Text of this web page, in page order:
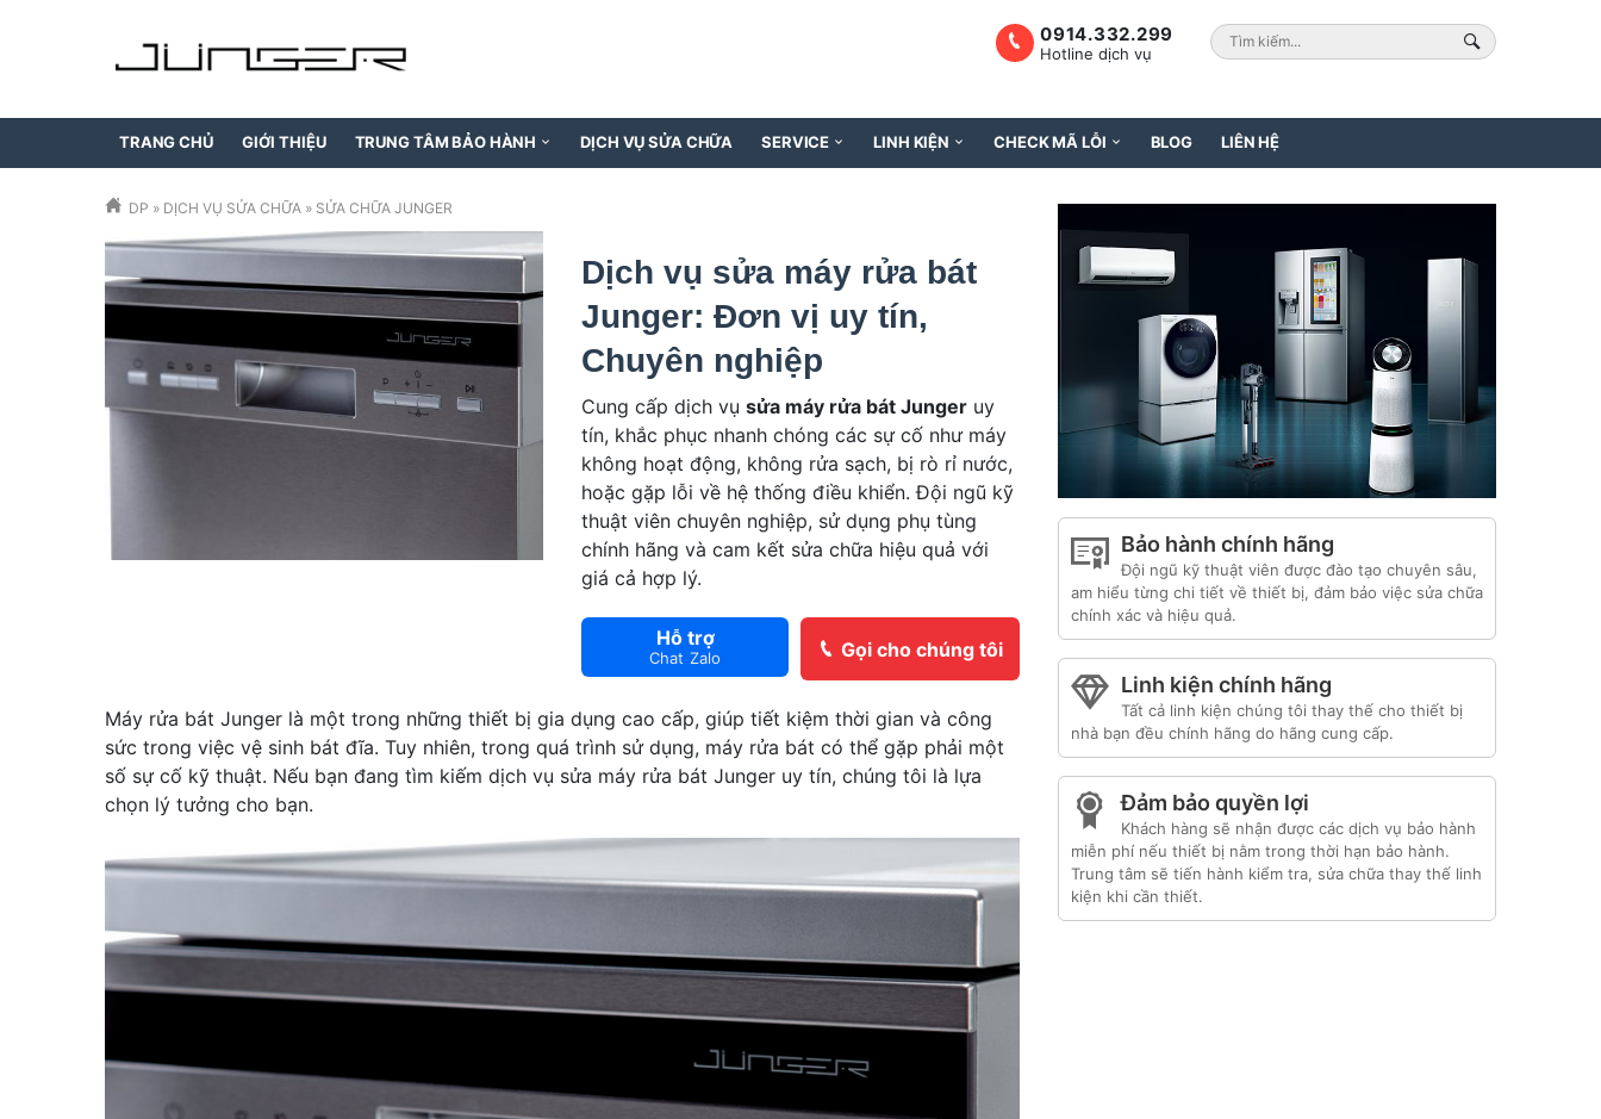
0914.332.299
Hotline dịch vụ
TRANG CHỦ GIỚI THIỆU TRUNG TÂM BẢO HÀNH DỊCH VỤ SỬA CHỮA SERVICE LINH KIỆN CHECK MÃ LỖI BLOG LIÊN HỆ
DP » DỊCH VỤ SỬA CHỮA » SỬA CHỮA JUNGER
Dịch vụ sửa máy rửa bát
Junger: Đơn vị uy tín,
Chuyên nghiệp
Cung cấp dịch vụ sửa máy rửa bát Junger uy
tín, khắc phục nhanh chóng các sự cố như máy
không hoạt động, không rửa sạch, bị rò rỉ nước,
hoặc gặp lỗi về hệ thống điều khiển. Đội ngũ kỹ
thuật viên chuyên nghiệp, sử dụng phụ tùng
chính hãng và cam kết sửa chữa hiệu quả với
giá cả hợp lý.
Gọi cho chúng tôi
Hỗ trợ
Chat Zalo
Máy rửa bát Junger là một trong những thiết bị gia dụng cao cấp, giúp tiết kiệm thời gian và công
sức trong việc vệ sinh bát đĩa. Tuy nhiên, trong quá trình sử dụng, máy rửa bát có thể gặp phải một
số sự cố kỹ thuật. Nếu bạn đang tìm kiếm dịch vụ sửa máy rửa bát Junger uy tín, chúng tôi là lựa
chọn lý tưởng cho bạn.
Bảo hành chính hãng
Đội ngũ kỹ thuật viên được đào tạo chuyên sâu,
am hiểu từng chi tiết về thiết bị, đảm bảo việc sửa chữa
chính xác và hiệu quả.
Linh kiện chính hãng
Tất cả linh kiện chúng tôi thay thế cho thiết bị
nhà bạn đều chính hãng do hãng cung cấp.
Đảm bảo quyền lợi
Khách hàng sẽ nhận được các dịch vụ bảo hành
miễn phí nếu thiết bị nằm trong thời hạn bảo hành.
Trung tâm sẽ tiến hành kiểm tra, sửa chữa thay thế linh
kiện khi cần thiết.